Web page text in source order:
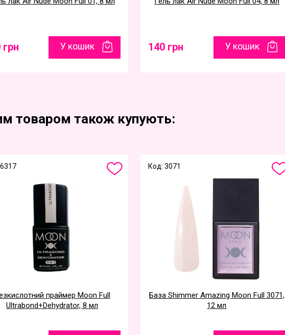
грн У кошик 140 грн У кошик
товаром також купують:
праймер Moon Full
Ultrabond+Dehydrator, 8 мл
Код: 3071
База Shimmer Amazing Moon Full 3071,
12 мл